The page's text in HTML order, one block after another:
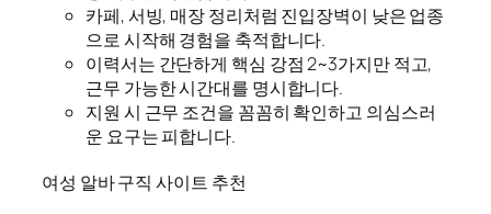
카페, 서빙, 매장 정리처럼 진입장벽이 낮은 업종
으로 시작해 경험을 축적합니다.
이력서는 간단하게 핵심 강점 2~3가지만 적고,
근무 가능한 시간대를 명시합니다.
지원 시 근무 조건을 꼼꼼히 확인하고 의심스러
운 요구는 피합니다.
여성 알바 구직 사이트 추천